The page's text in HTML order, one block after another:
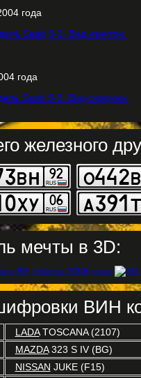
года
года
железного
мечты в 3D:
ВИН
LADATOSCANA (2107)
MAZDA323 S IV (BG)
NISSAN JUKE (F15)